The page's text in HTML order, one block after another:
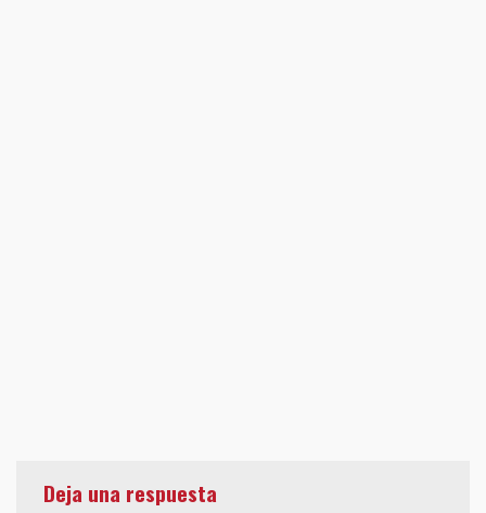
Deja una respuesta